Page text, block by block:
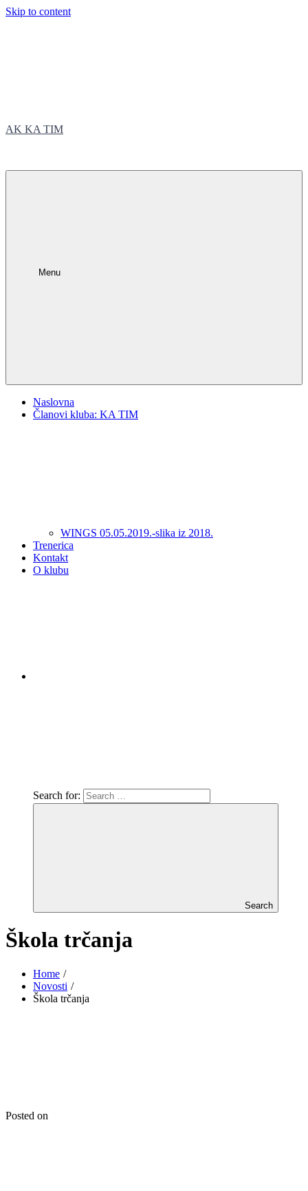
Skip to content
AK KA TIM
Menu
Naslovna
Članovi kluba: KA TIM
WINGS 05.05.2019.-slika iz 2018.
Trenerica
Kontakt
O klubu
Search for:
Search
Škola trčanja
Home
Novosti
Škola trčanja
Posted on